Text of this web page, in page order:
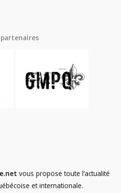
vous propose toute l’actualité
et internationale.